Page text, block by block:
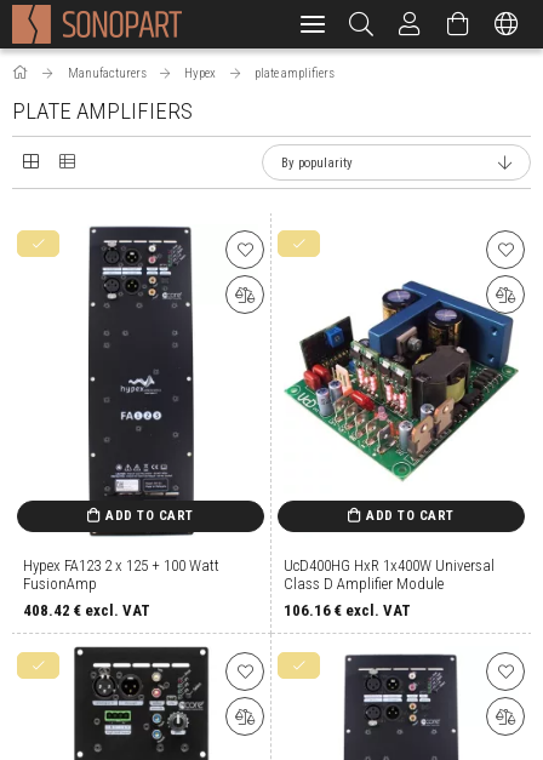
Manufacturers Hypex plate amplifiers
PLATE AMPLIFIERS
ADD TO CART
Hypex FA123 2 x 125 + 100 Watt
FusionAmp
408.42 € excl. VAT
ADD TO CART
UcD400HG HxR 1x400W Universal
Class D Amplifier Module
106.16 € excl. VAT